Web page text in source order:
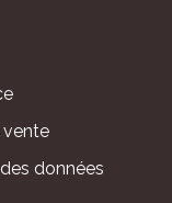
vente
données